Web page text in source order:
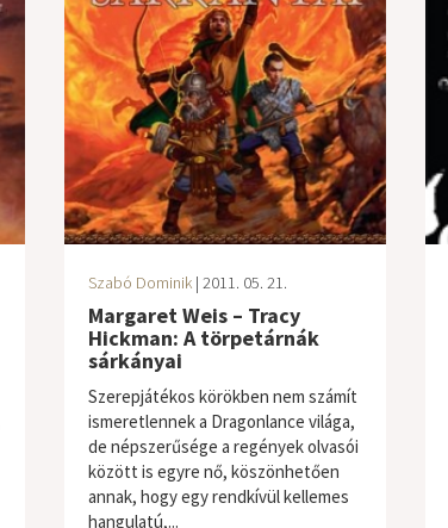
Szabó Dominik| 2011. 05. 21.
Margaret Weis – Tracy
Hickman: A törpetárnák
sárkányai
Szerepjátékos körökben nem számít
ismeretlennek a Dragonlance világa,
de népszerűsége a regények olvasói
között is egyre nő, köszönhetően
annak, hogy egy rendkívül kellemes
hangulatú,...